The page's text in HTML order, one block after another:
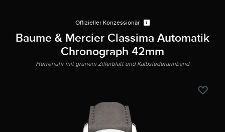
Offizieller Konzessionär
Baume & Mercier Classima Automatik
Chronograph 42mm
Herrenuhr mit grünem Zifferblatt und Kalbslederarmband